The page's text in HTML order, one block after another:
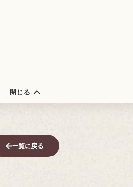
閉じる
一覧に戻る